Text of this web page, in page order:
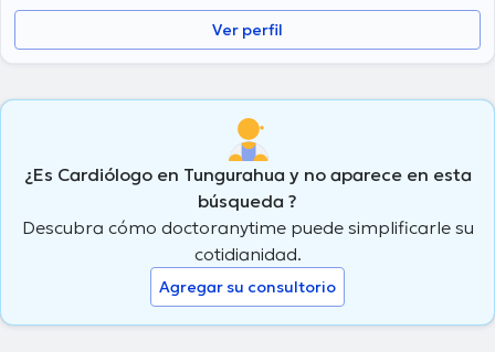
Ver perfil
¿Es Cardiólogo en Tungurahua y no aparece en esta
búsqueda ?
Descubra cómo doctoranytime puede simplificarle su
cotidianidad.
Agregar su consultorio